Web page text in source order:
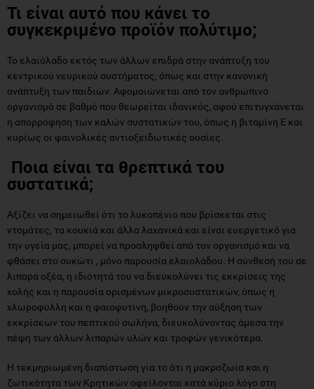
Τι είναι αυτό που κάνει το
συγκεκριμένο προϊόν πολύτιμο;
Το ελαιόλαδο εκτός των άλλων επιδρά στην ανάπτυξη του
κεντρικού νευρικού συστήματος, όπως και στην κανονική
ανάπτυξη των παιδιών. Αφομοιώνεται από τον ανθρώπινο
οργανισμό σε βαθμό που θεωρείται ιδανικός, αφού επιτυγχάνεται
η απορρόφηση των καλών συστατικών του, όπως η βιταμίνη Ε και
κυρίως οι φαινολικές αντιοξειδωτικές ουσίες.
Ποια είναι τα θρεπτικά του
συστατικά;
Αξίζει να σημειωθεί ότι το λυκοπένιο που βρίσκεται στις
ντομάτες, τα κουκιά και άλλα λαχανικά και είναι ευεργετικό για
την υγεία μας, μπορεί να προσληφθεί από τον οργανισμό και να
φθάσει στο συκώτι , μόνο παρουσία ελαιολάδου. Η σύνθεσή του σε
λιπαρά οξέα, η ιδιότητά του να διευκολύνει τις εκκρίσεις της
χολής και η παρουσία ορισμένων μικροσυστατικών, όπως η
χλωροφύλλη και η φαιοφυτίνη, βοηθούν την αύξηση των
εκκρίσεων του πεπτικού σωλήνα, διευκολύνοντας άμεσα την
πέψη των άλλων λιπαρών υλών και τροφών γενικότερα.
Η τεκμηριωμένη διαπίστωση για το ότι η μακροζωία και η
ζωτικότητα των Κρητικών οφείλονται κατά κύριο λόγο στη